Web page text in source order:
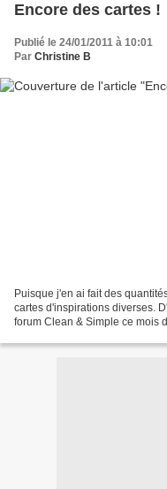
Encore des cartes !
Publié le 24/01/2011 à 10:01
Par Christine B
Puisque j'en ai fait des
cartes d'inspirations diverses.
forum Clean & Simple ce mois